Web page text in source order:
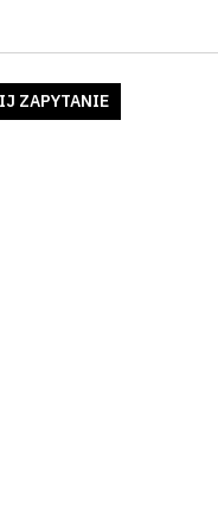
ZAPYTANIE×